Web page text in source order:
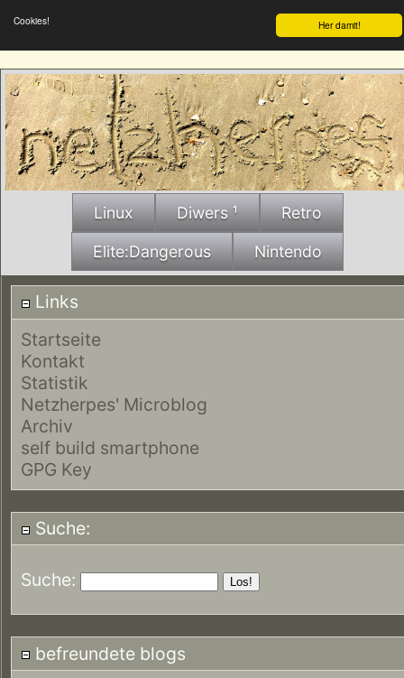
Her damit!
Cookies!
Linux Diwers ¹ Retro
Elite:Dangerous Nintendo
Links
Startseite
Kontakt
Statistik
Netzherpes' Microblog
Archiv
self build smartphone
GPG Key
Suche:
Suche:
befreundete blogs